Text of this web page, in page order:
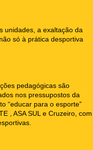
unidades, a exaltação da
só à prática desportiva
pedagógicas são
nos pressupostos da
“educar para o esporte”
, ASA SUL e Cruzeiro, com